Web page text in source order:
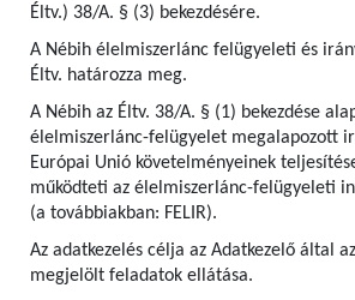
Éltv.) 38/A. § (3) bekezdésére.
A Nébih élelmiszerlánc felügyeleti és
Éltv. határozza meg.
A Nébih az Éltv. 38/A. § (1) bekezdése
élelmiszerlánc-felügyelet megalapozott
Európai Unió követelményeinek
működteti az élelmiszerlánc-felügyeleti
(a továbbiakban: FELIR).
Az adatkezelés célja az Adatkezelő által
megjelölt feladatok ellátása.